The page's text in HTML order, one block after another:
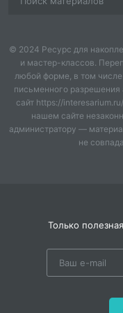
занимают вопросы
Поэтому именно в
эффективное
осознанному
способ анализа
подростку как
личности,
сделанный выбор
К сожалению,
© 2024 Ресурс для
и мастер-классов.
любой форме, в том
письменного
сайт https://
нашем сайте
администратору —
не
Только